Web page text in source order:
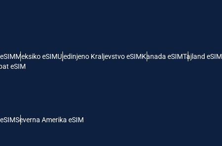
Meksiko eSIMUjedinjeno Kraljevstvo eSIMKanada eSIMTajland eSIM
eSIM
Severna Amerika eSIM
THB - Tajlandski Bat